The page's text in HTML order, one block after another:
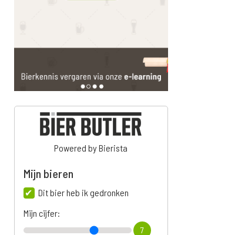
Powered by Bierista
Mijn bieren
Dit bier heb ik gedronken
Mijn cijfer:
7